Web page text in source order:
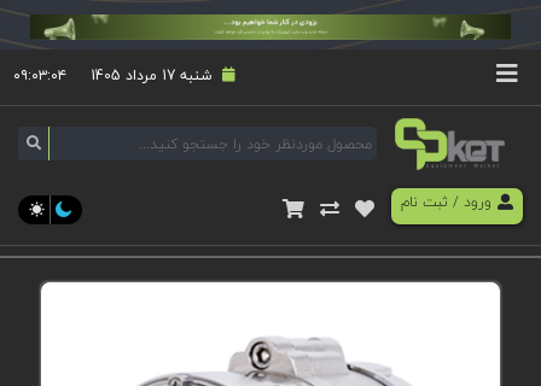
شنبه 17 مرداد 1405 ۰۹:۰۳:۰۴
ورود/ ثبت نام